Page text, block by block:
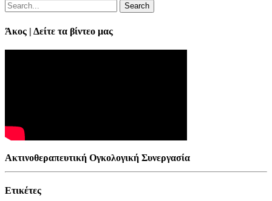
Search
Άκος | Δείτε τα βίντεο μας
Ακτινοθεραπευτική Ογκολογική Συνεργασία
Ετικέτες